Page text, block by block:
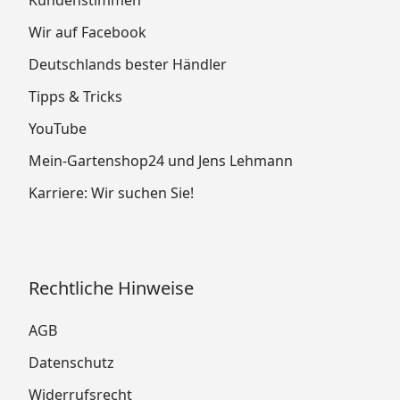
Wir auf Facebook
Deutschlands bester Händler
Tipps & Tricks
YouTube
Mein-Gartenshop24 und Jens Lehmann
Karriere: Wir suchen Sie!
Rechtliche Hinweise
AGB
Datenschutz
Widerrufsrecht